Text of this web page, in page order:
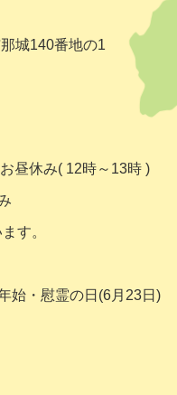
城140番地の1
お昼休み( 12時～13時 )
す。
始・ 慰霊の日(6月23日)